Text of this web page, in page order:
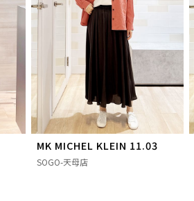
MK MICHEL KLEIN 11.03
SOGO-天母店